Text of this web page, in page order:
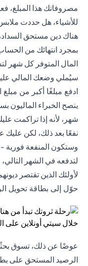
مصروفاتك هذا المبلغ،
للأشياء، هل حددت
هناك دين مستحق السداد،
بمجرد انتهائك من
المال المتوفر كل شهر
سيُملي وضعك المالي
ادفع مبلغًا أكبر من مبلغ
ينصح الخبراء الماليون
شهر، لأنه إذا تراكمت
نفعًا بعد ذلك، لكن عليك
وستكون المنفعة فورية
لتدفعه في الشهر
لأولئك الذين تقتصر
حوّل إلى بطاقة تحويل
عوضًا عن ذلك، تسوق
الرصيد المستحق على